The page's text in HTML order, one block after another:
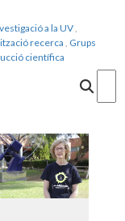
a la UV
recerca Grups
científica